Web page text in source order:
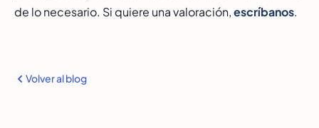
de lo necesario. Si quiere una valoración,escríbanos.
Volver al blog